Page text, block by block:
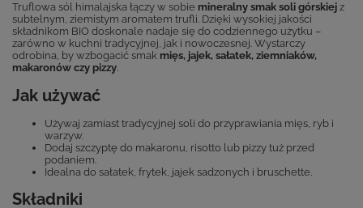
Truflowa sól himalajska łączy w sobie mineralny smak soli górskiej z
subtelnym, ziemistym aromatem trufli. Dzięki wysokiej jakości
składnikom BIO doskonale nadaje się do codziennego użytku –
zarówno w kuchni tradycyjnej, jak i nowoczesnej. Wystarczy
odrobina, by wzbogacić smak mięs, jajek, sałatek, ziemniaków,
makaronów czy pizzy.
Jak używać
Używaj zamiast tradycyjnej soli do przyprawiania mięs, ryb i
warzyw.
Dodaj szczyptę do makaronu, risotto lub pizzy tuż przed
podaniem.
Idealna do sałatek, frytek, jajek sadzonych i bruschette.
Składniki